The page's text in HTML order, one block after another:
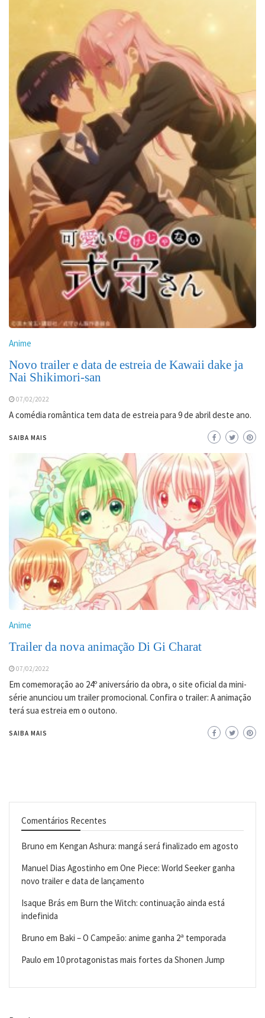
Anime
Novo trailer e data de estreia de Kawaii dake ja
Nai Shikimori-san
07/02/2022
A comédia romântica tem data de estreia para 9 de abril deste ano.
SAIBA MAIS
Anime
Trailer da nova animação Di Gi Charat
07/02/2022
Em comemoração ao 24º aniversário da obra, o site oficial da mini-
série anunciou um trailer promocional. Confira o trailer: A animação
terá sua estreia em o outono.
SAIBA MAIS
Comentários Recentes
Bruno em Kengan Ashura: mangá será finalizado em agosto
Manuel Dias Agostinho em One Piece: World Seeker ganha
novo trailer e data de lançamento
Isaque Brás em Burn the Witch: continuação ainda está
indefinida
Bruno em Baki – O Campeão: anime ganha 2ª temporada
Paulo em 10 protagonistas mais fortes da Shonen Jump